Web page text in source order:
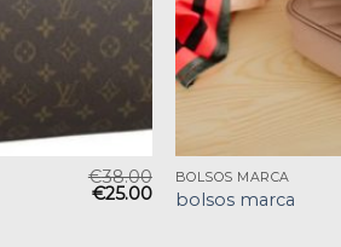
€38.00
€25.00
BOLSOS MARCA
bolsos marca